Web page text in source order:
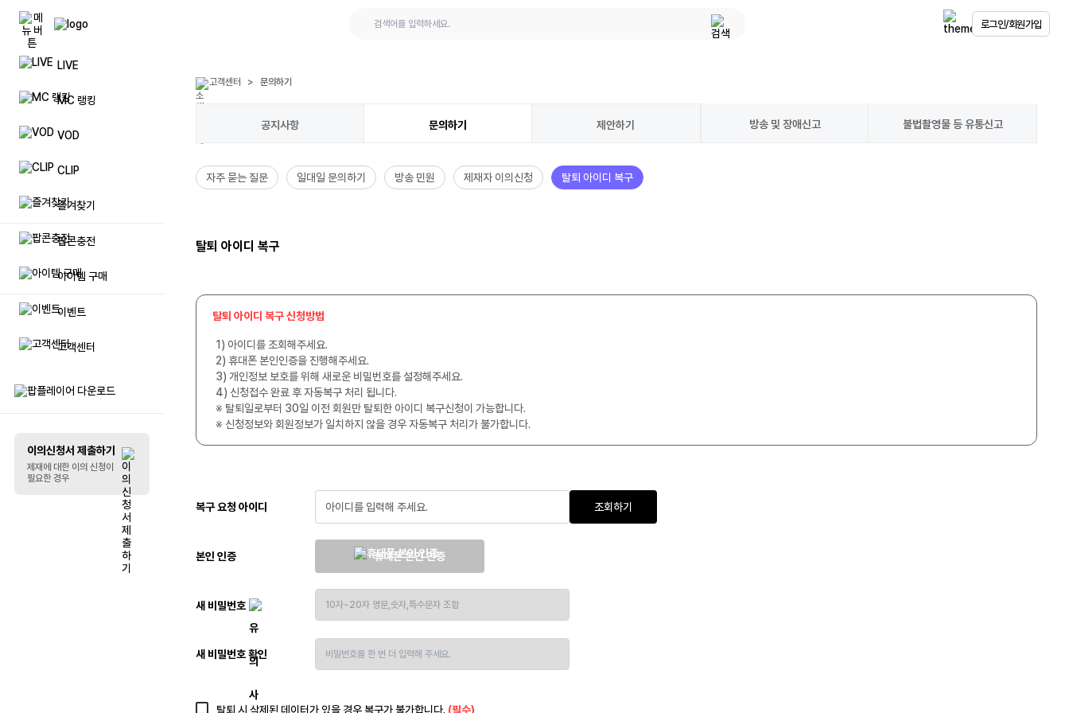
로그인/회원가입
LIVE
MC 랭킹
VOD
CLIP
즐겨찾기
팝콘충전
아이템 구매
이벤트
고객센터
이의신청서 제출하기
제재에 대한 이의 신청이
필요한 경우
팝콘(캐쉬)
풀방 입장권
방송 입장효과
리스트 꾸미기
공지사항고객센터 > 문의하기
공지사항 문의하기 제안하기 방송 및 장애신고 불법촬영물 등 유통신고
자주 묻는 질문 일대일 문의하기 방송 민원 제재자 이의신청 탈퇴 아이디 복구
탈퇴 아이디 복구
탈퇴 아이디 복구 신청방법
1) 아이디를 조회해주세요.
2) 휴대폰 본인인증을 진행해주세요.
3) 개인정보 보호를 위해 새로운 비밀번호를 설정해주세요.
4) 신청접수 완료 후 자동복구 처리 됩니다.
※ 탈퇴일로부터 30일 이전 회원만 탈퇴한 아이디 복구신청이 가능합니다.
※ 신청정보와 회원정보가 일치하지 않을 경우 자동복구 처리가 불가합니다.
복구 요청 아이디 조회하기
본인 인증 휴대폰 본인 인증
새 비밀번호
새 비밀번호 확인
탈퇴 시 삭제된 데이터가 있을 경우 복구가 불가합니다. (필수)